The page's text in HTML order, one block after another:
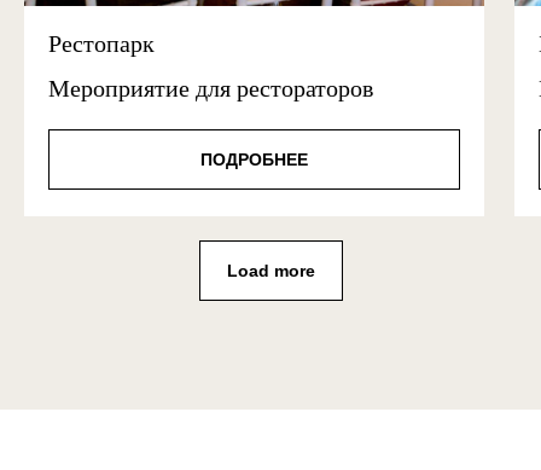
Рестопарк
Мероприятие для рестораторов
ПОДРОБНЕЕ
Load more